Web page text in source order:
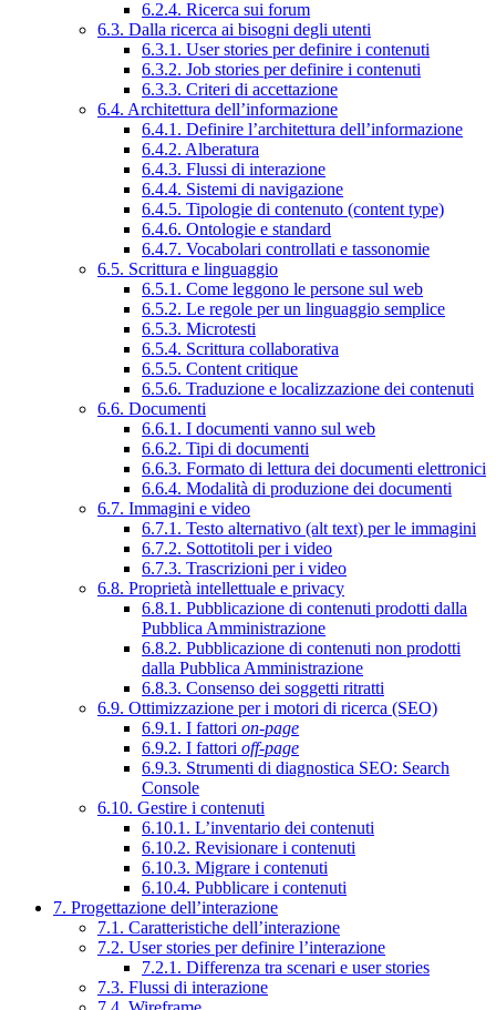
6.2.4. Ricerca sui forum
6.3. Dalla ricerca ai bisogni degli utenti
6.3.1. User stories per definire i contenuti
6.3.2. Job stories per definire i contenuti
6.3.3. Criteri di accettazione
6.4. Architettura dell’informazione
6.4.1. Definire l’architettura dell’informazione
6.4.2. Alberatura
6.4.3. Flussi di interazione
6.4.4. Sistemi di navigazione
6.4.5. Tipologie di contenuto (content type)
6.4.6. Ontologie e standard
6.4.7. Vocabolari controllati e tassonomie
6.5. Scrittura e linguaggio
6.5.1. Come leggono le persone sul web
6.5.2. Le regole per un linguaggio semplice
6.5.3. Microtesti
6.5.4. Scrittura collaborativa
6.5.5. Content critique
6.5.6. Traduzione e localizzazione dei contenuti
6.6. Documenti
6.6.1. I documenti vanno sul web
6.6.2. Tipi di documenti
6.6.3. Formato di lettura dei documenti elettronici
6.6.4. Modalità di produzione dei documenti
6.7. Immagini e video
6.7.1. Testo alternativo (alt text) per le immagini
6.7.2. Sottotitoli per i video
6.7.3. Trascrizioni per i video
6.8. Proprietà intellettuale e privacy
6.8.1. Pubblicazione di contenuti prodotti dalla
Pubblica Amministrazione
6.8.2. Pubblicazione di contenuti non prodotti
dalla Pubblica Amministrazione
6.8.3. Consenso dei soggetti ritratti
6.9. Ottimizzazione per i motori di ricerca (SEO)
6.9.1. I fattori on-page
6.9.2. I fattori off-page
6.9.3. Strumenti di diagnostica SEO: Search
Console
6.10. Gestire i contenuti
6.10.1. L’inventario dei contenuti
6.10.2. Revisionare i contenuti
6.10.3. Migrare i contenuti
6.10.4. Pubblicare i contenuti
7. Progettazione dell’interazione
7.1. Caratteristiche dell’interazione
7.2. User stories per definire l’interazione
7.2.1. Differenza tra scenari e user stories
7.3. Flussi di interazione